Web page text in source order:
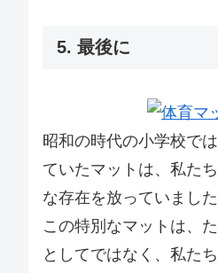
5. 最後に
昭和の時代の小学校で
ていたマットは、私た
な存在を放っていました
この特別なマットは、
としてではなく、私た